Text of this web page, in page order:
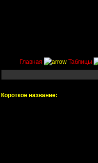
Главная Таблицы
Короткое название: